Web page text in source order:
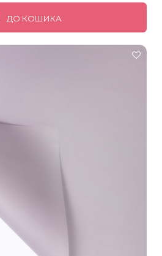
ДО КОШИКА